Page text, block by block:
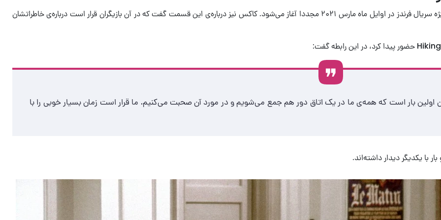
در نوامبر سال ۲۰۲۰، پری در توئیتر خود اعلام کرد که تولید قسمت ویژه سریال فرندز در اوایل ماه مارس ۲۰۲۱ مجددا آغاز می‌شود. کاکس نیز درباره‌ی این قسمت گفت که در آن بازیگران قرار است درباره‌ی خاطراتشان
بار است که همه‌ی ما در یک اتاق دور هم جمع می‌شویم و در مورد آن صحبت می‌کنیم. ما قرار است زمان بسیار خوبی را با
با یکدیگر دیدار داشته‌اند.